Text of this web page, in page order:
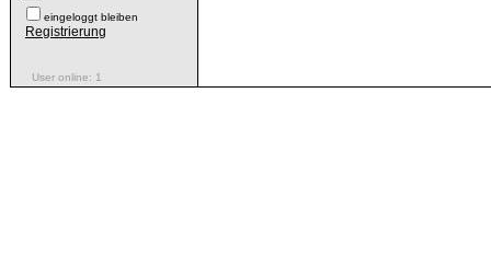
eingeloggt bleiben
Registrierung
User online: 1